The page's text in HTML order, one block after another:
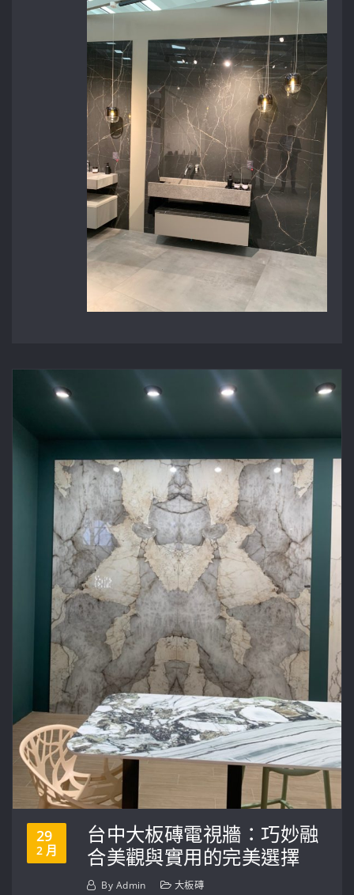
29
2 月
台中大板磚電視牆：巧妙融
合美觀與實用的完美選擇
By Admin 大板磚